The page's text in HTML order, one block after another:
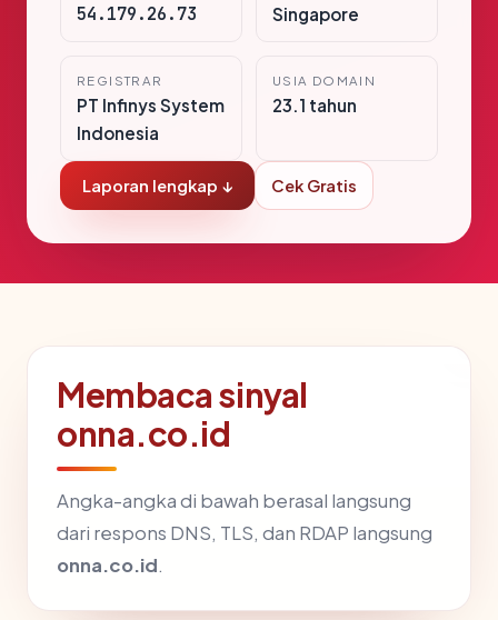
54.179.26.73 Singapore
REGISTRAR
PT Infinys System
Indonesia
USIA DOMAIN
23.1 tahun
Laporan lengkap ↓ Cek Gratis
Membaca sinyal
onna.co.id
Angka-angka di bawah berasal langsung
dari respons DNS, TLS, dan RDAP langsung
onna.co.id.